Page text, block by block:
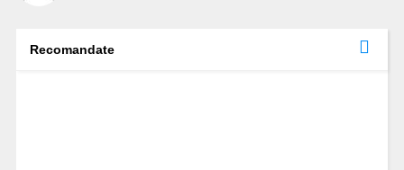
Recomandate